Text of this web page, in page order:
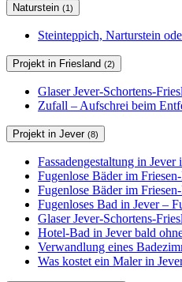
Naturstein (1)
Steinteppich, Narturstein
Projekt in Friesland (2)
Glaser Jever-Schortens-
Zufall – Aufschrei beim
Projekt in Jever (8)
Fassadengestaltung in
Fugenlose Bäder im
Fugenlose Bäder im
Fugenloses Bad in Jever –
Glaser Jever-Schortens-
Hotel-Bad in Jever bald
Verwandlung eines
Was kostet ein Maler in